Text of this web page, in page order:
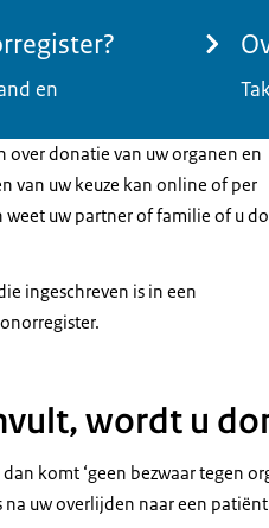
en
over donatie van uw organen en
van uw keuze kan online of per
weet uw partner of familie of u
ingeschreven is in een
wordt u
komt ‘geen bezwaar tegen
uw overlijden naar een